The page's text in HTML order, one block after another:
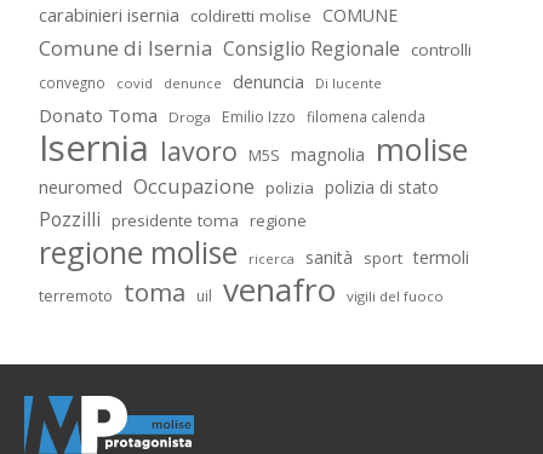
carabinieri isernia coldiretti molise COMUNE
Comune di Isernia Consiglio Regionale controlli
convegno covid denunce denuncia Di lucente
Donato Toma Droga Emilio Izzo filomena calenda
Isernia lavoro M5S magnolia molise
neuromed Occupazione polizia polizia di stato
Pozzilli presidente toma regione
regione molise ricerca sanità sport termoli
terremoto toma uil venafro vigili del fuoco